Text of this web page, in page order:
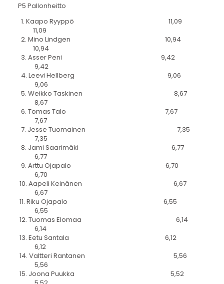
P5 Pallonheitto
1. Kaapo Ryyppö 11,09
11,09
2. Mino Lindgen 10,94
10,94
3. Asser Peni 9,42
9,42
4. Leevi Hellberg 9,06
9,06
5. Weikko Taskinen 8,67
8,67
6. Tomas Talo 7,67
7,67
7. Jesse Tuomainen 7,35
7,35
8. Jami Saarimäki 6,77
6,77
9. Arttu Ojapalo 6,70
6,70
10. Aapeli Keinänen 6,67
6,67
11. Riku Ojapalo 6,55
6,55
12. Tuomas Elomaa 6,14
6,14
13. Eetu Santala 6,12
6,12
14. Valtteri Rantanen 5,56
5,56
15. Joona Puukka 5,52